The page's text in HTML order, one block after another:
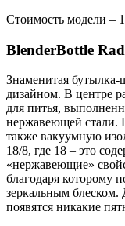
Стоимость модели –
BlenderBottle
Знаменитая
дизайном. В центре
для питья,
нержавеющей стали.
также вакуумную
18/8, где 18 – это
«нержавеющие»
благодаря которому
зеркальным
появятся никакие